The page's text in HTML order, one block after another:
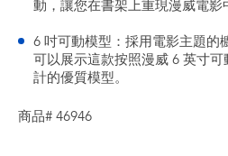
動，讓您在書架上重現漫威電影
6 吋可動模型：採用電影主題的
可以展示這款按照漫威 6 英寸
計的優質模型。
商品# 46946